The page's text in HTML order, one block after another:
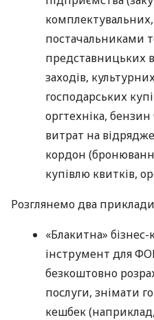
постачальниками
представницьких
заходів,
господарських
оргтехніка,
витрат на
кордон
купівлю квитків,
Розглянемо два приклади
«Блакитна»
інструмент для
безкоштовно
послуги, знімати
кешбек